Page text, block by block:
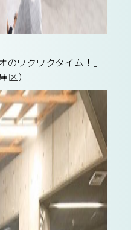
ワクワクタイム！」
区）